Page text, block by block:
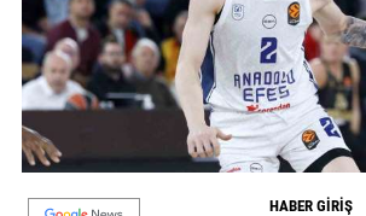
DÜNYA
MAGAZİN
GALERİ
VİDEO
HABER GİRİŞ